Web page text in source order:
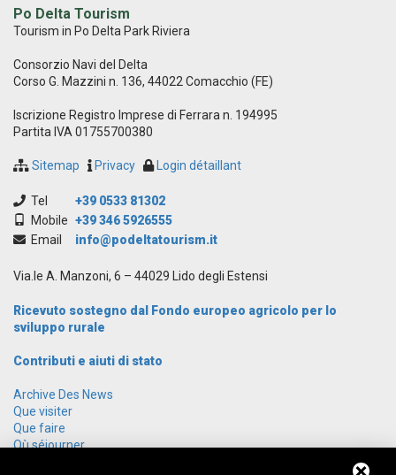
Po Delta Tourism
Tourism in Po Delta Park Riviera
Consorzio Navi del Delta
Corso G. Mazzini n. 136, 44022 Comacchio (FE)
Iscrizione Registro Imprese di Ferrara n. 194995
Partita IVA 01755700380
Sitemap Privacy Login détaillant
Tel
+39 0533 81302
Mobile +39 346 5926555
Email
info@podeltatourism.it
Via.le A. Manzoni, 6 – 44029 Lido degli Estensi
Ricevuto sostegno dal Fondo europeo agricolo per lo
sviluppo rurale
Contributi e aiuti di stato
Archive Des News
Que visiter
Que faire
Où séjourner